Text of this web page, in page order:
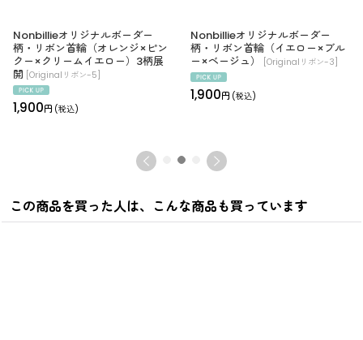
Nonbillieオリジナルボーダー
柄・リボン首輪（オレンジ×ピン
クー×クリームイエロー）3柄展
開 [Originalリボン-5]
1,900円 (税込)
Nonbillieオリジナルボーダー
柄・リボン首輪（イエロー×ブル
ー×ベージュ）
[Originalリボン-3]
1,900円 (税込)
この商品を買った人は、こんな商品も買っています